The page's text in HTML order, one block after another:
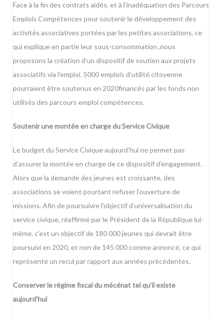
Face à la fin des contrats aidés, et à l’inadéquation des Parcours
Emplois Compétences pour soutenir le développement des
activités associatives portées par les petites associations, ce
qui explique en partie leur sous-consommation ,nous
proposons la création d’un dispositif de soutien aux projets
associatifs via l’emploi. 5000 emplois d’utilité citoyenne
pourraient être soutenus en 2020financés par les fonds non
utilisés des parcours emploi compétences.
Soutenir une montée en charge du Service Civique
Le budget du Service Civique aujourd’hui ne permet pas
d’assurer la montée en charge de ce dispositif d’engagement.
Alors que la demande des jeunes est croissante, des
associations se voient pourtant refuser l’ouverture de
missions. Afin de poursuivre l’objectif d’universalisation du
service civique, réaffirmé par le Président de la République lui-
même, c’est un objectif de 180 000 jeunes qui devrait être
poursuivi en 2020, et non de 145 000 comme annoncé, ce qui
représente un recul par rapport aux années précédentes.
Conserver le régime fiscal du mécénat tel qu’il existe
aujourd’hui